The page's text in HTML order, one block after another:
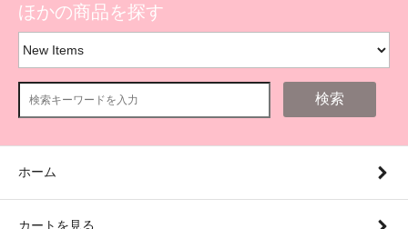
ほかの商品を探す
検索
ホーム
カートを見る